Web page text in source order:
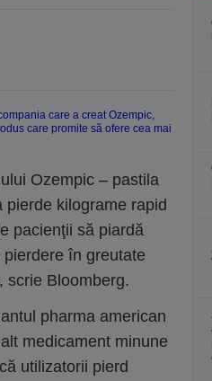
Ozempic – pastila
kilograme rapid
pacienţii să piardă
în greutate
scrie Bloomberg.
pharma american
medicament minune
utilizatorii pierd